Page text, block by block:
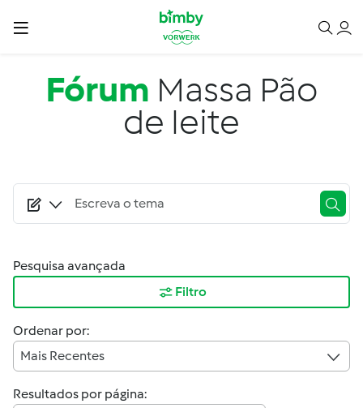
Passar para o conteúdo principal
Fórum Massa Pão
de leite
Pesquisa avançada
Filtro
Ordenar por:
Mais Recentes
Resultados por página: